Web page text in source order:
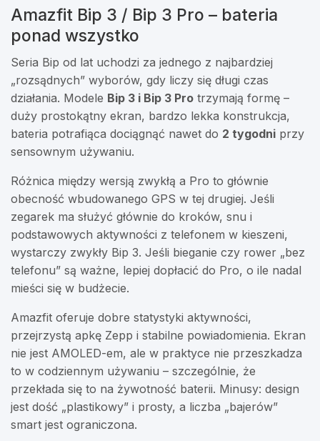
Amazfit Bip 3 / Bip 3 Pro – bateria
ponad wszystko
Seria Bip od lat uchodzi za jednego z najbardziej
„rozsądnych” wyborów, gdy liczy się długi czas
działania. Modele Bip 3 i Bip 3 Pro trzymają formę –
duży prostokątny ekran, bardzo lekka konstrukcja,
bateria potrafiąca dociągnąć nawet do 2 tygodni przy
sensownym używaniu.
Różnica między wersją zwykłą a Pro to głównie
obecność wbudowanego GPS w tej drugiej. Jeśli
zegarek ma służyć głównie do kroków, snu i
podstawowych aktywności z telefonem w kieszeni,
wystarczy zwykły Bip 3. Jeśli bieganie czy rower „bez
telefonu” są ważne, lepiej dopłacić do Pro, o ile nadal
mieści się w budżecie.
Amazfit oferuje dobre statystyki aktywności,
przejrzystą apkę Zepp i stabilne powiadomienia. Ekran
nie jest AMOLED-em, ale w praktyce nie przeszkadza
to w codziennym używaniu – szczególnie, że
przekłada się to na żywotność baterii. Minusy: design
jest dość „plastikowy” i prosty, a liczba „bajerów”
smart jest ograniczona.